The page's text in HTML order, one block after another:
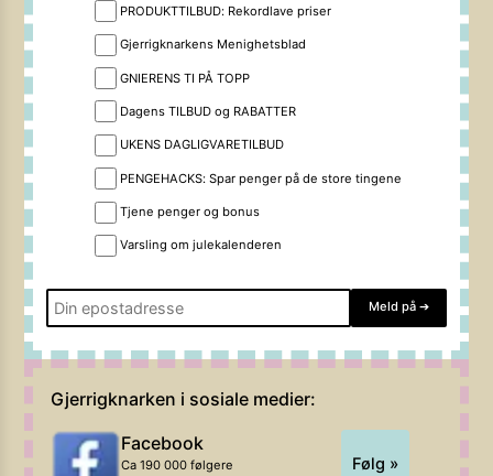
PRODUKTTILBUD: Rekordlave priser
Gjerrigknarkens Menighetsblad
GNIERENS TI PÅ TOPP
Dagens TILBUD og RABATTER
UKENS DAGLIGVARETILBUD
PENGEHACKS: Spar penger på de store tingene
Tjene penger og bonus
Varsling om julekalenderen
Meld på ➔
Gjerrigknarken i sosiale medier:
Facebook
Ca 190 000 følgere Følg »